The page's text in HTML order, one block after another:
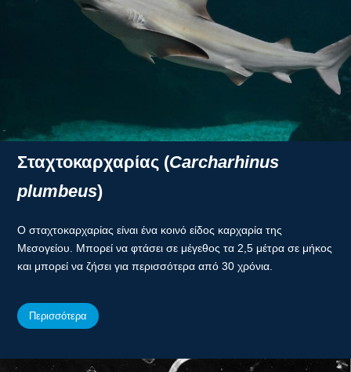
Σταχτοκαρχαρίας (Carcharhinus
plumbeus)
Ο σταχτοκαρχαρίας είναι ένα κοινό είδος καρχαρία της
Μεσογείου. Μπορεί να φτάσει σε μέγεθος τα 2,5 μέτρα σε μήκος
και μπορεί να ζήσει για περισσότερα από 30 χρόνια.
Περισσότερα